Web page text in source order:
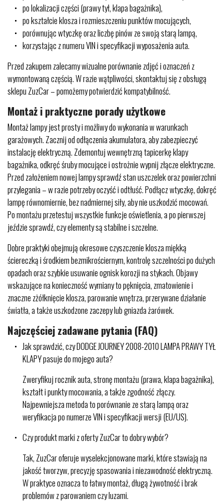
po lokalizacji części (prawy tył, klapa bagażnika),
po kształcie klosza i rozmieszczeniu punktów mocujących,
porównując wtyczkę oraz liczbę pinów ze swoją starą lampą,
korzystając z numeru VIN i specyfikacji wyposażenia auta.
Przed zakupem zalecamy wizualne porównanie zdjęć i oznaczeń z
wymontowaną częścią. W razie wątpliwości, skontaktuj się z obsługą
sklepu ZuzCar – pomożemy potwierdzić kompatybilność.
Montaż i praktyczne porady użytkowe
Montaż lampy jest prosty i możliwy do wykonania w warunkach
garażowych. Zacznij od odłączenia akumulatora, aby zabezpieczyć
instalację elektryczną. Zdemontuj wewnętrzną tapicerkę klapy
bagażnika, odkręć śruby mocujące i ostrożnie wypnij złącze elektryczne.
Przed założeniem nowej lampy sprawdź stan uszczelek oraz powierzchni
przylegania – w razie potrzeby oczyść i odtłuść. Podłącz wtyczkę, dokręć
lampę równomiernie, bez nadmiernej siły, aby nie uszkodzić mocowań.
Po montażu przetestuj wszystkie funkcje oświetlenia, a po pierwszej
jeździe sprawdź, czy elementy są stabilne i szczelne.
Dobre praktyki obejmują okresowe czyszczenie klosza miękką
ściereczką i środkiem bezmikrościernym, kontrolę szczelności po dużych
opadach oraz szybkie usuwanie ognisk korozji na stykach. Objawy
wskazujące na konieczność wymiany to pęknięcia, zmatowienie i
znaczne zżółknięcie klosza, parowanie wnętrza, przerywane działanie
światła, a także uszkodzone zaczepy lub gniazda żarówek.
Najczęściej zadawane pytania (FAQ)
Jak sprawdzić, czy DODGE JOURNEY 2008-2010 LAMPA PRAWY TYŁ
KLAPY pasuje do mojego auta?
Zweryfikuj rocznik auta, stronę montażu (prawa, klapa bagażnika),
kształt i punkty mocowania, a także zgodność złączy.
Najpewniejsza metoda to porównanie ze starą lampą oraz
weryfikacja po numerze VIN i specyfikacji wersji (EU/US).
Czy produkt marki z oferty ZuzCar to dobry wybór?
Tak, ZuzCar oferuje wyselekcjonowane marki, które stawiają na
jakość tworzyw, precyzję spasowania i niezawodność elektryczną.
W praktyce oznacza to łatwy montaż, długą żywotność i brak
problemów z parowaniem czy luzami.